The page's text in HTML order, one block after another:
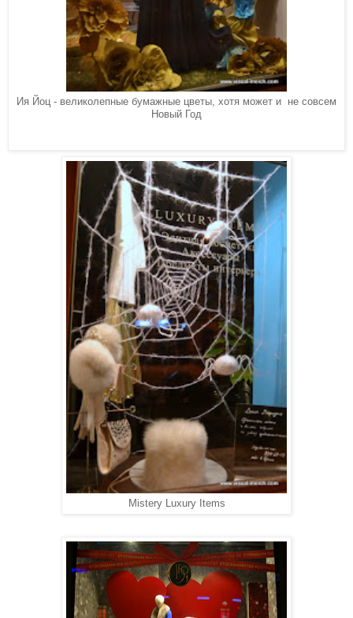
Ия Йоц - великолепные бумажные цветы, хотя может и не совсем
Новый Год
Mistery Luxury Items